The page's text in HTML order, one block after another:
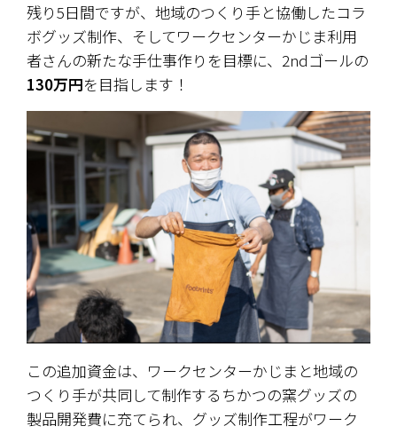
残り5日間ですが、地域のつくり手と協働したコラ
ボグッズ制作、そしてワークセンターかじま利用
者さんの新たな手仕事作りを目標に、2ndゴールの
130万円を目指します！
この追加資金は、ワークセンターかじまと地域の
つくり手が共同して制作するちかつの窯グッズの
製品開発費に充てられ、グッズ制作工程がワーク